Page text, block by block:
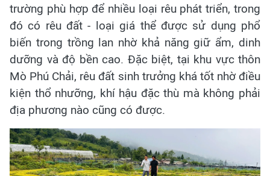
trường phù hợp để nhiều loại rêu phát triển, trong
đó có rêu đất - loại giá thể được sử dụng phổ
biến trong trồng lan nhờ khả năng giữ ẩm, dinh
dưỡng và độ bền cao. Đặc biệt, tại khu vực thôn
Mò Phú Chải, rêu đất sinh trưởng khá tốt nhờ điều
kiện thổ nhưỡng, khí hậu đặc thù mà không phải
địa phương nào cũng có được.